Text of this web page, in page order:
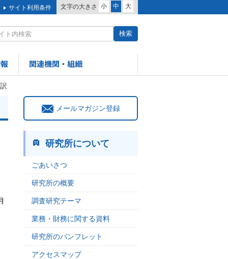
文字の大きさ 小 中 大
サイト利用条件
関連機関・組織
メールマガジン登録
研究所について
ごあいさつ
研究所の概要
調査研究テーマ
業務・財務に関する資料
研究所のパンフレット
アクセスマップ